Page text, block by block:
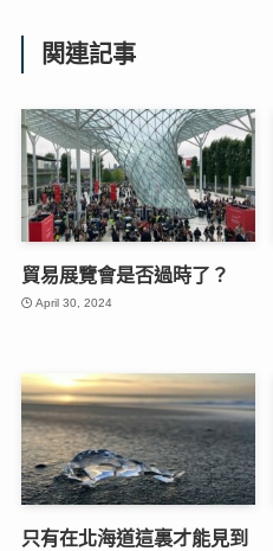
関連記事
貿易展覽會是否過時了？
April 30, 2024
只有在北海道這裏才能見到